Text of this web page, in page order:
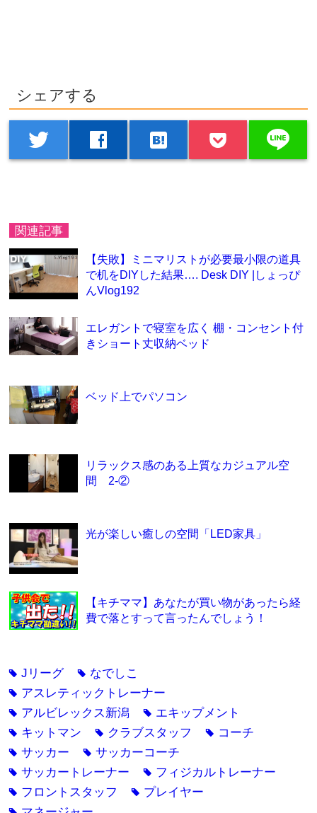
シェアする
twitter facebook hatenabookmark line
関連記事
【失敗】ミニマリストが必要最小限の道具
で机をDIYした結果…. Desk DIY |しょっぴ
んVlog192
エレガントで寝室を広く 棚・コンセント付
きショート丈収納ベッド
ベッド上でパソコン
リラックス感のある上質なカジュアル空
間 2-②
光が楽しい癒しの空間「LED家具」
【キチママ】あなたが買い物があったら経
費で落とすって言ったんでしょう！
tagJリーグ tag なでしこ
tag アスレティックトレーナー
tag アルビレックス新潟 tag エキップメント
tag キットマン tag クラブスタッフ tag コーチ
tagサッカー tagサッカーコーチ
tagサッカートレーナー tag フィジカルトレーナー
tag フロントスタッフ tag プレイヤー